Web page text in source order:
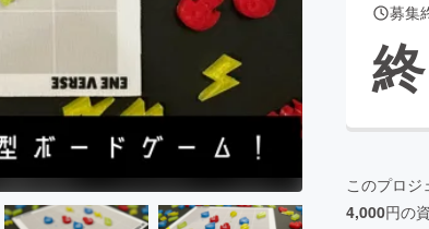
CAMPFIRE for Social Good CAMPFIRE Creation
CAMPFIREふるさと納税
machi-ya
募集
このプロジ
4,000円の